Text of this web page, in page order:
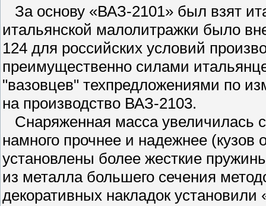
За основу «ВАЗ-2101» был взят
итальянской малолитражки было
124 для российских условий
преимущественно силами
"вазовцев" техпредложениями по
на производство ВАЗ-2103.
Снаряженная масса увеличилась с
намного прочнее и надежнее
установлены более жесткие
из металла большего сечения
декоративных накладок